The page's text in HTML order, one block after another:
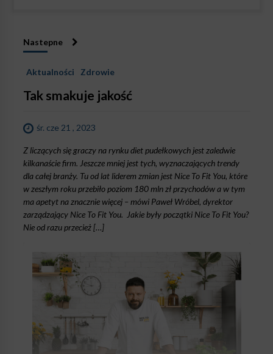
Nastepne
Aktualności Zdrowie
Tak smakuje jakość
śr. cze 21 , 2023
Z liczących się graczy na rynku diet pudełkowych jest zaledwie
kilkanaście firm. Jeszcze mniej jest tych, wyznaczających trendy
dla całej branży. Tu od lat liderem zmian jest Nice To Fit You, które
w zeszłym roku przebiło poziom 180 mln zł przychodów a w tym
ma apetyt na znacznie więcej – mówi Paweł Wróbel, dyrektor
zarządzający Nice To Fit You. Jakie były początki Nice To Fit You?
Nie od razu przecież […]